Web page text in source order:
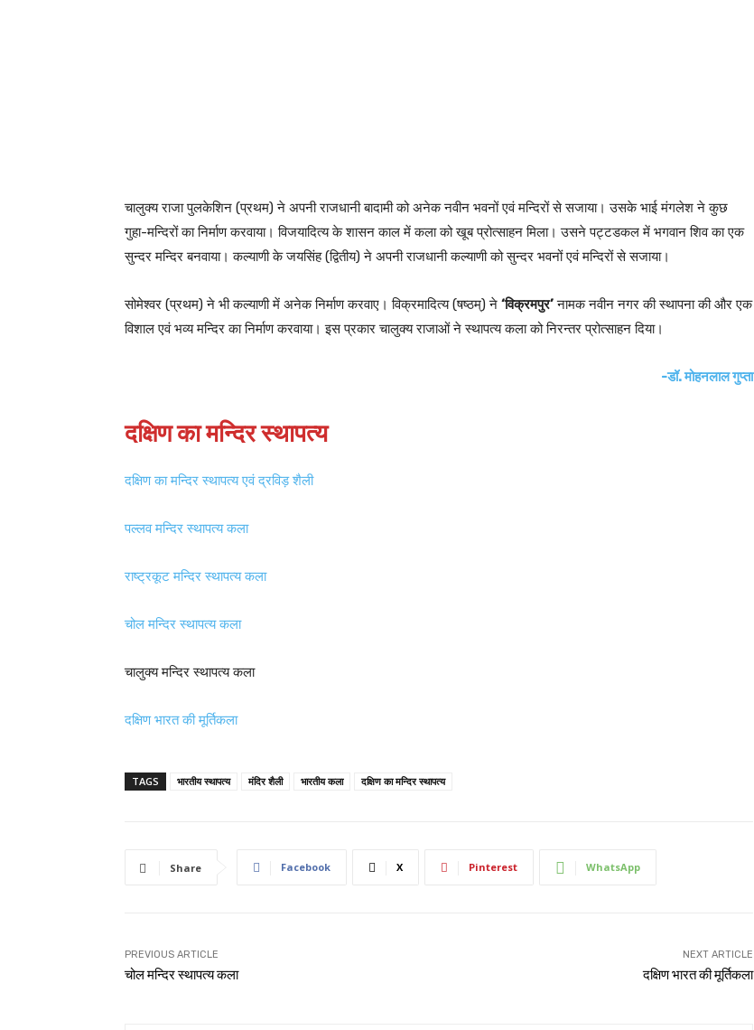
चालुक्य राजा पुलकेशिन (प्रथम) ने अपनी राजधानी बादामी को अनेक नवीन भवनों एवं मन्दिरों से सजाया। उसके भाई मंगलेश ने कुछ
गुहा-मन्दिरों का निर्माण करवाया। विजयादित्य के शासन काल में कला को खूब प्रोत्साहन मिला। उसने पट्टडकल में भगवान शिव का एक
सुन्दर मन्दिर बनवाया। कल्याणी के जयसिंह (द्वितीय) ने अपनी राजधानी कल्याणी को सुन्दर भवनों एवं मन्दिरों से सजाया।
सोमेश्वर (प्रथम) ने भी कल्याणी में अनेक निर्माण करवाए। विक्रमादित्य (षष्ठम्) ने ‘विक्रमपुर’नामक नवीन नगर की स्थापना की और एक
विशाल एवं भव्य मन्दिर का निर्माण करवाया। इस प्रकार चालुक्य राजाओं ने स्थापत्य कला को निरन्तर प्रोत्साहन दिया।
-डॉ. मोहनलाल गुप्ता
दक्षिण का मन्दिर स्थापत्य
दक्षिण का मन्दिर स्थापत्य एवं द्रविड़ शैली
पल्लव मन्दिर स्थापत्य कला
राष्ट्रकूट मन्दिर स्थापत्य कला
चोल मन्दिर स्थापत्य कला
चालुक्य मन्दिर स्थापत्य कला
दक्षिण भारत की मूर्तिकला
TAGS भारतीय स्थापत्य मंदिर शैली भारतीय कला दक्षिण का मन्दिर स्थापत्य
Share Facebook X Pinterest WhatsApp
PREVIOUS ARTICLE
चोल मन्दिर स्थापत्य कला
NEXT ARTICLE
दक्षिण भारत की मूर्तिकला